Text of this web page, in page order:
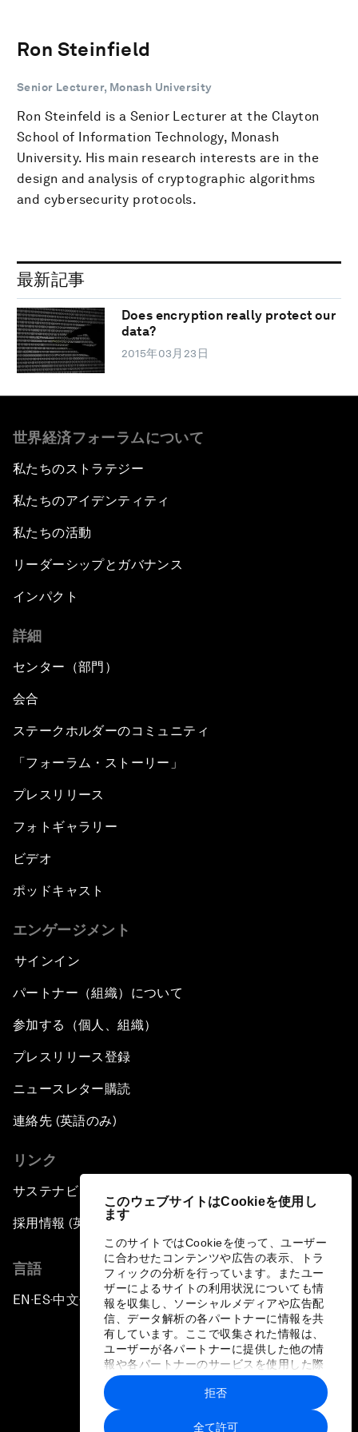
このウェブサイトはCookieを使用し
ます
このサイトではCookieを使って、ユーザー
に合わせたコンテンツや広告の表示、トラ
フィックの分析を行っています。またユー
ザーによるサイトの利用状況についても情
報を収集し、ソーシャルメディアや広告配
信、データ解析の各パートナーに情報を共
有しています。ここで収集された情報は、
ユーザーが各パートナーに提供した他の情
報や各パートナーのサービスを使用した際
に収集された情報と組み合わされ、各パー
トナーによって使用されることがありま
す。
全て許可
拒否
Ron Steinfield
Senior Lecturer, Monash University
Ron Steinfeld is a Senior Lecturer at the Clayton
School of Information Technology, Monash
University. His main research interests are in the
design and analysis of cryptographic algorithms
and cybersecurity protocols.
最新記事
Does encryption really protect our
data?
2015年03月23日
世界経済フォーラムについて
私たちのストラテジー
私たちのアイデンティティ
私たちの活動
リーダーシップとガバナンス
インパクト
詳細
センター（部門）
会合
ステークホルダーのコミュニティ
「フォーラム・ストーリー」
プレスリリース
フォトギャラリー
ビデオ
ポッドキャスト
エンゲージメント
サインイン
パートナー（組織）について
参加する（個人、組織）
プレスリリース登録
ニュースレター購読
連絡先 (英語のみ)
リンク
サステナビリティへの取り組み
採用情報 (英語のみ)
言語
EN ▪ES▪中文▪ 日本語
プライバシーポリシーと利用規約